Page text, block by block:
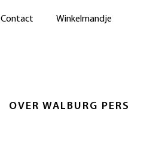
OVER WALBURG PERS
Contact Winkelmandje